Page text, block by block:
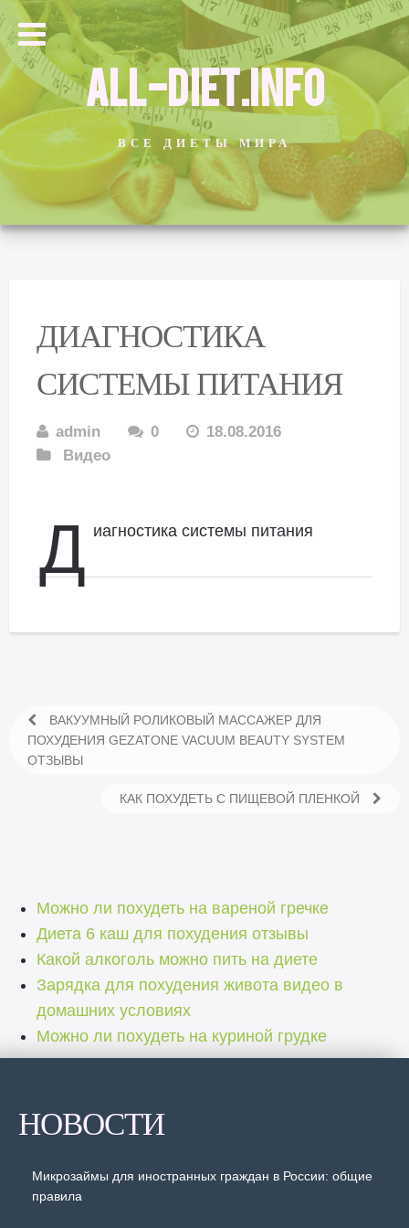
ALL-DIET.INFO
ВСЕ ДИЕТЫ МИРА
ДИАГНОСТИКА
СИСТЕМЫ ПИТАНИЯ
admin 0
18.08.2016
Видео
Д иагностика системы питания
ВАКУУМНЫЙ РОЛИКОВЫЙ МАССАЖЕР ДЛЯ
ПОХУДЕНИЯ GEZATONE VACUUM BEAUTY SYSTEM
ОТЗЫВЫ
КАК ПОХУДЕТЬ С ПИЩЕВОЙ ПЛЕНКОЙ
Можно ли похудеть на вареной гречке
Диета 6 каш для похудения отзывы
Какой алкоголь можно пить на диете
Зарядка для похудения живота видео в
домашних условиях
Можно ли похудеть на куриной грудке
НОВОСТИ
Микрозаймы для иностранных граждан в России: общие
правила